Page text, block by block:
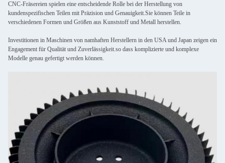
CNC-Fräsereien spielen eine entscheidende Rolle bei der Herstellung von
kundenspezifischen Teilen mit Präzision und Genauigkeit.Sie können Teile in
verschiedenen Formen und Größen aus Kunststoff und Metall herstellen.
Investitionen in Maschinen von namhaften Herstellern in den USA und Japan zeigen ein
Engagement für Qualität und Zuverlässigkeit.so dass komplizierte und komplexe
Modelle genau gefertigt werden können.